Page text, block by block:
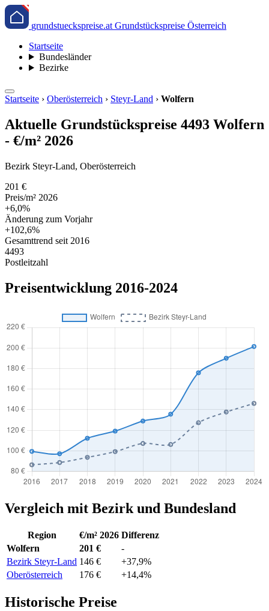
grundstueckspreise.at Grundstückspreise Österreich
Startseite
Bundesländer
Bezirke
Startseite › Oberösterreich › Steyr-Land › Wolfern
Aktuelle Grundstückspreise 4493 Wolfern
- €/m² 2026
Bezirk Steyr-Land, Oberösterreich
201 €
Preis/m² 2026
+6,0%
Änderung zum Vorjahr
+102,6%
Gesamttrend seit 2016
4493
Postleitzahl
Preisentwicklung 2016-2024
Vergleich mit Bezirk und Bundesland
Region €/m² 2026 Differenz
Wolfern
201 €
-
Bezirk Steyr-Land 146 €
+37,9%
Oberösterreich
176 € +14,4%
Historische Preise